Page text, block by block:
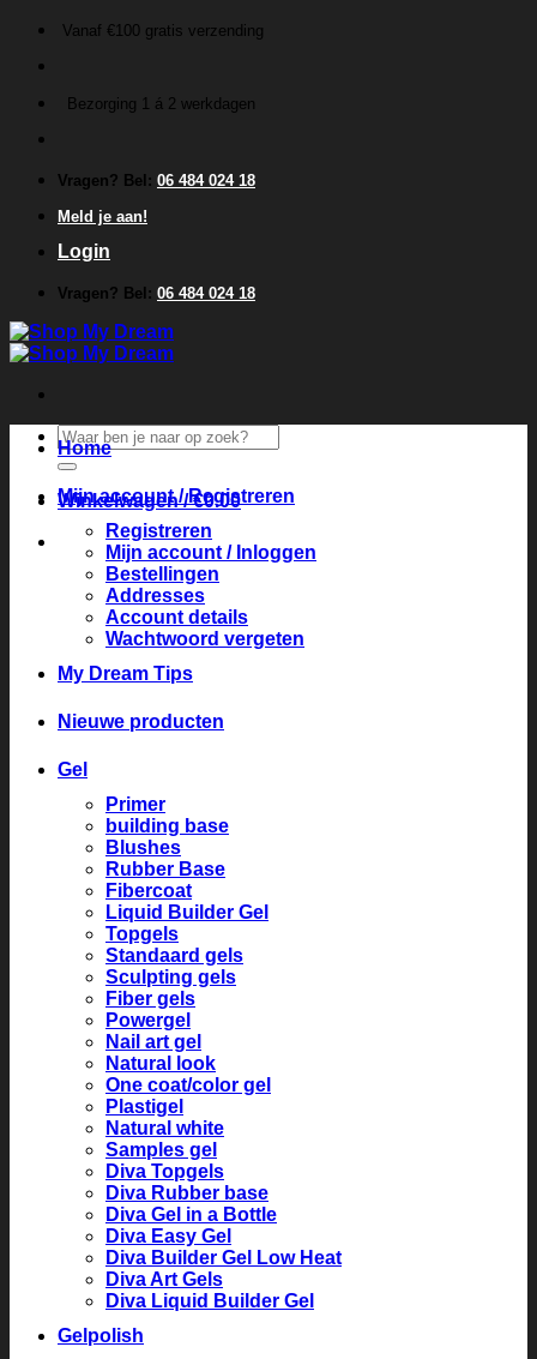
inhoud
Vanaf €100 gratis verzending
Bezorging 1 á 2 werkdagen
Vragen? Bel: 06 484 024 18
Meld je aan!
Login
Vragen? Bel: 06 484 024 18
Zoeken
naar:
Winkelwagen /€0.00
Home
Mijn account / Registreren
Registreren
Mijn account / Inloggen
Bestellingen
Addresses
Account details
Wachtwoord vergeten
My Dream Tips
Nieuwe producten
Gel
Primer
building base
Blushes
Rubber Base
Fibercoat
Liquid Builder Gel
Topgels
Standaard gels
Sculpting gels
Fiber gels
Powergel
Nail art gel
Natural look
One coat/color gel
Plastigel
Natural white
Samples gel
Diva Topgels
Diva Rubber base
Diva Gel in a Bottle
Diva Easy Gel
Diva Builder Gel Low Heat
Diva Art Gels
Diva Liquid Builder Gel
Gelpolish